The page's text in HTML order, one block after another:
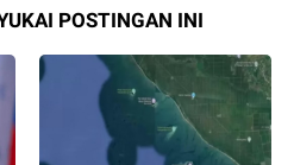
POSTINGAN INI